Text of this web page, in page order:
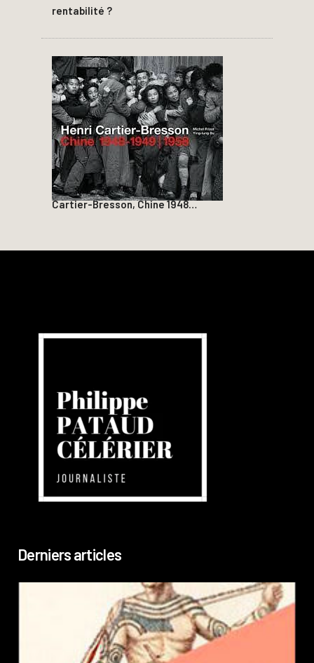
rentabilité ?
Cartier-Bresson, Chine 1948…
Derniers articles